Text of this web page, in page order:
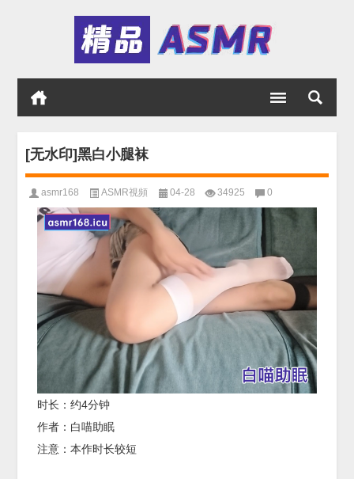
[无水印]黑白小腿袜
asmr168 ASMR視頻 04-28 34925 0
时长：约4分钟
作者：白喵助眠
注意：本作时长较短